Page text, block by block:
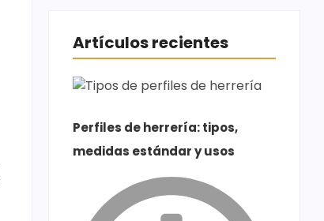
Artículos recientes
Perfiles de herrería: tipos,
medidas estándar y usos